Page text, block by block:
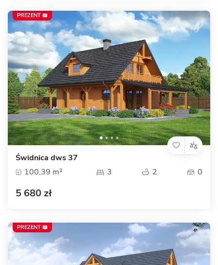
Świdnica dws 37
100,39 m²
3 2 0
5 680 zł
PREZENT 📖
PREZENT 📖